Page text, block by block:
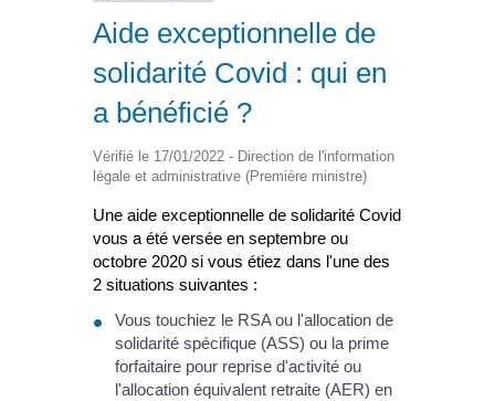
Aide exceptionnelle de
solidarité Covid : qui en
a bénéficié ?
Vérifié le 17/01/2022 - Direction de l'information
légale et administrative (Première ministre)
Une aide exceptionnelle de solidarité Covid
vous a été versée en septembre ou
octobre 2020 si vous étiez dans l'une des
2 situations suivantes :
Vous touchiez le RSA ou l'allocation de
solidarité spécifique (ASS) ou la prime
forfaitaire pour reprise d'activité ou
l'allocation équivalent retraite (AER) en